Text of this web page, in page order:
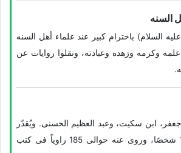
السنه
السلام) باحترام کبیر عند علماء أهل السنه
وکرمه وزهده وعبادته، ونقلوا روایات عن
ابن سکیت، وعبد العظیم الحسنی. ویُقدّر
عدد أصحابه بنحو 190 شخصًا، وروى عنه حوالی 185 راویاً فی کتب